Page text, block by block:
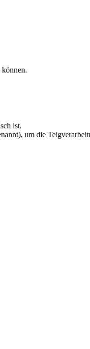
können.
ist.
um die